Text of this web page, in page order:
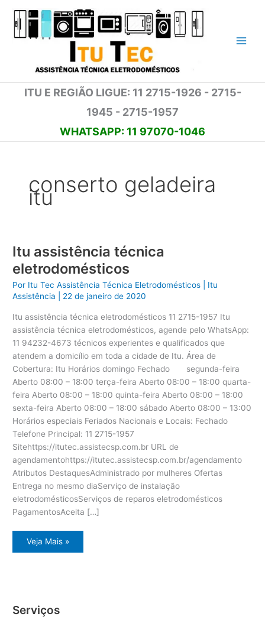
para
ITU E REGIÃO LIGUE: 11 2715-1926 - 2715-
1945 - 2715-1957
WHATSAPP: 11 97070-1046
conserto geladeira
itu
Itu assistência técnica
eletrodomésticos
Por Itu Tec Assistência Técnica Eletrodomésticos
Itu
Assistência
22 de janeiro de 2020
Itu assistência técnica eletrodomésticos 11 2715-1957 Itu
assistência técnica eletrodomésticos, agende pelo WhatsApp:
11 94232-4673 técnicos experientes e qualificados que
atendem a domicílio em toda a cidade de Itu. Área de
Cobertura: Itu Horários domingo Fechado segunda-feira
Aberto 08:00 – 18:00 terça-feira Aberto 08:00 – 18:00 quarta-
feira Aberto 08:00 – 18:00 quinta-feira Aberto 08:00 – 18:00
sexta-feira Aberto 08:00 – 18:00 sábado Aberto 08:00 – 13:00
Horários especiais Feriados Nacionais e Locais: Fechado
Telefone Principal: 11 2715-1957
Sitehttps://itutec.assistecsp.com.br URL de
agendamentohttps://itutec.assistecsp.com.br/agendamento
Atributos DestaquesAdministrado por mulheres Ofertas
Entrega no mesmo diaServiço de instalação
eletrodomésticosServiços de reparos eletrodomésticos
PagamentosAceita […]
Itu
assistência
Veja Mais »
Serviços